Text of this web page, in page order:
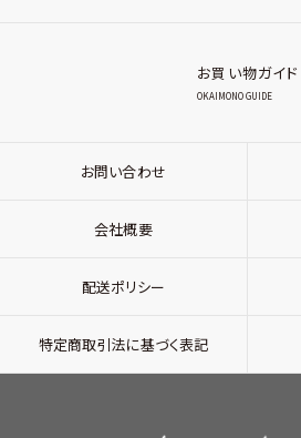
お買い物ガイド
OKAIMONO GUIDE
お問い合わせ
会社概要
配送ポリシー
特定商取引法に基づく表記